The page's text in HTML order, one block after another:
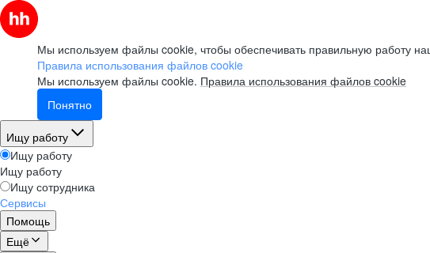
Мы используем файлы cookie, чтобы обеспечивать правильную работу
Правила использования файлов cookie
Мы используем файлы cookie. Правила использования файлов cookie
Понятно
Ищу работу
Ищу работу
Ищу работу
Ищу сотрудника
Сервисы
Помощь
Ещё